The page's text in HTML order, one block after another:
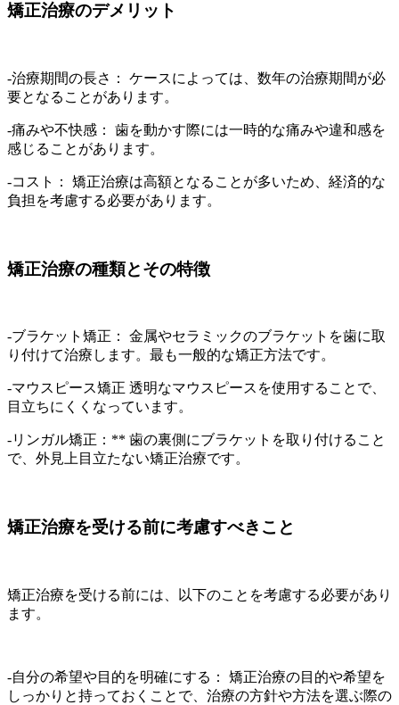
矯正治療のデメリット
-治療期間の長さ： ケースによっては、数年の治療期間が必
要となることがあります。
-痛みや不快感： 歯を動かす際には一時的な痛みや違和感を
感じることがあります。
-コスト： 矯正治療は高額となることが多いため、経済的な
負担を考慮する必要があります。
矯正治療の種類とその特徴
-ブラケット矯正： 金属やセラミックのブラケットを歯に取
り付けて治療します。最も一般的な矯正方法です。
-マウスピース矯正 透明なマウスピースを使用することで、
目立ちにくくなっています。
-リンガル矯正：** 歯の裏側にブラケットを取り付けること
で、外見上目立たない矯正治療です。
矯正治療を受ける前に考慮すべきこと
矯正治療を受ける前には、以下のことを考慮する必要があり
ます。
-自分の希望や目的を明確にする： 矯正治療の目的や希望を
しっかりと持っておくことで、治療の方針や方法を選ぶ際の